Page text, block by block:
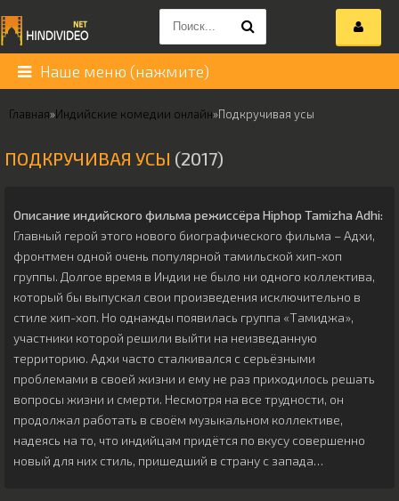
Наше меню (нажмите)
Главная»Индийские комедии онлайн»Подкручивая усы
ПОДКРУЧИВАЯ УСЫ (2017)
Описание индийского фильма режиссёра Hiphop Tamizha Adhi:
Главный герой этого нового биографического фильма – Адхи,
фронтмен одной очень популярной тамильской хип-хоп
группы. Долгое время в Индии не было ни одного коллектива,
который бы выпускал свои произведения исключительно в
стиле хип-хоп. Но однажды появилась группа «Тамиджа»,
участники которой решили выйти на неизведанную
территорию. Адхи часто сталкивался с серьёзными
проблемами в своей жизни и ему не раз приходилось решать
вопросы жизни и смерти. Несмотря на все трудности, он
продолжал работать в своём музыкальном коллективе,
надеясь на то, что индийцам придётся по вкусу совершенно
новый для них стиль, пришедший в страну с запада…